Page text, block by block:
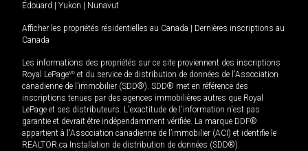
Édouard
Yukon Nunavut
Afficher les propriétés résidentielles au Canada
Dernières inscriptions au
Canada
Les informations des propriétés sur ce site proviennent des inscriptions
Royal LePageMD et du service de distribution de données de l'Association
canadienne de l’immobilier (SDD®). SDD® met en référence des
inscriptions tenues par des agences immobilières autres que Royal
LePage et ses distributeurs. L'exactitude de l'information n'est pas
garantie et devrait être indépendamment vérifiée. La marque DDF®
appartient à l'Association canadienne de l’immobilier (ACI) et identifie le
REALTOR.ca Installation de distribution de données (SDD®).